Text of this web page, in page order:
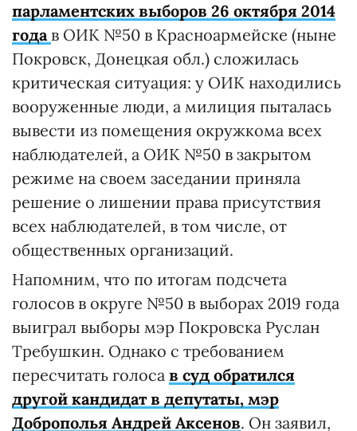
парламентских выборов 26 октября 2014
года в ОИК №50 в Красноармейске (ныне
Покровск, Донецкая обл.) сложилась
критическая ситуация: у ОИК находились
вооруженные люди, а милиция пыталась
вывести из помещения окружкома всех
наблюдателей, а ОИК №50 в закрытом
режиме на своем заседании приняла
решение о лишении права присутствия
всех наблюдателей, в том числе, от
общественных организаций.
Напомним, что по итогам подсчета
голосов в округе №50 в выборах 2019 года
выиграл выборы мэр Покровска Руслан
Требушкин. Однако с требованием
пересчитать голоса в суд обратился
другой кандидат в депутаты, мэр
Доброполья Андрей Аксенов. Он заявил,